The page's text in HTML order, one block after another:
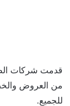
قدمت شركات
من العروض
للجميع.